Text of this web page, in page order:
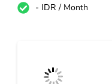
- IDR / Month